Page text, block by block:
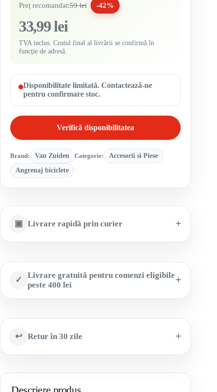
Preț recomandat:59 lei -42%
33,99 lei
TVA inclus. Costul final al livrării se confirmă în
funcție de adresă.
Disponibilitate limitată. Contactează-ne
pentru confirmare stoc.
Verifică disponibilitatea
Brand: Van Zuiden Categorie:
Accesorii si Piese
Angrenaj biciclete
▣ Livrare rapidă prin curier
✓
Livrare gratuită pentru comenzi eligibile
peste 400 lei
↩ Retur în 30 zile